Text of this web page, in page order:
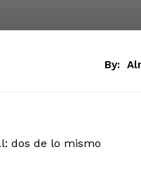
By:
dos de lo mismo